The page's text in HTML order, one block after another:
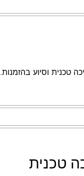
טכנית וסיוע בהזמנות.
טכנית